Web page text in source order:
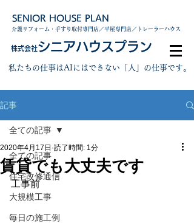
SENIOR HOUSE PLAN
介護リフォーム・手すり取付専門店／平屋専門店／トレーラーハウス
株式会社シニアハウスプラン
私たちの仕事はAIにはできない「人」の仕事です。
記事
全ての記事
住宅改修通信
大規模工事
毎日の施工例
全ての記事
賃貸でも大丈夫です
2020年4月17日 読了時間: 1分
工事前